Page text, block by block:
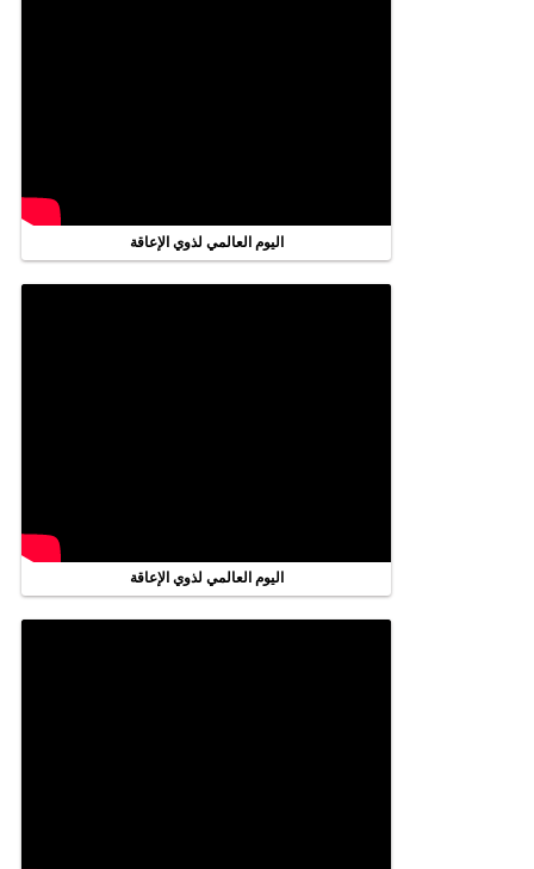
اليوم العالمي لذوي الإعاقة
اليوم العالمي لذوي الإعاقة